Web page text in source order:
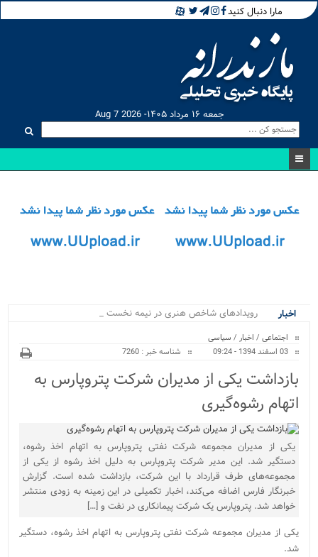
مارا دنبال کنید
جمعه ۱۶ مرداد ۱۴۰۵- Aug 7 2026
اخبار
رویدادهای شاخص هنری در نیمه نخست ۱۴۰۵_
اجتماعی / اخبار / سیاسی
03 اسفند 1394 - 09:24
شناسه خبر : 7260
بازداشت یکی از مدیران شرکت پتروپارس به
اتهام رشوه‌گیری
یکی از مدیران مجموعه شرکت نفتی پتروپارس به اتهام اخذ رشوه،
دستگیر شد. این مدیر شرکت پتروپارس به دلیل اخذ رشوه از یکی از
مجموعه‌های طرف قرارداد با این شرکت، بازداشت شده است. گزارش
خبرنگار فارس اضافه می‌کند، اخبار تکمیلی در این زمینه به زودی منتشر
خواهد شد. پتروپارس یک شرکت پیمانکاری در نفت و […]
یکی از مدیران مجموعه شرکت نفتی پتروپارس به اتهام اخذ رشوه، دستگیر
شد.